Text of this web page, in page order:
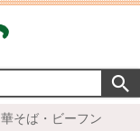
そば・ビーフン